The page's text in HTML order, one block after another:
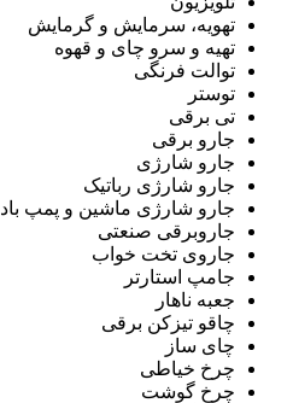
تهویه، سرمایش و گرمایش
تهیه و سرو چای و قهوه
توالت فرنگی
توستر
تی برقی
جارو برقی
جارو شارژی
جارو شارژی رباتیک
جارو شارژی ماشین و پمپ باد
جاروبرقی صنعتی
جاروی تخت خواب
جامپ استارتر
جعبه ناهار
چاقو تیزکن برقی
چای ساز
چرخ خیاطی
چرخ گوشت